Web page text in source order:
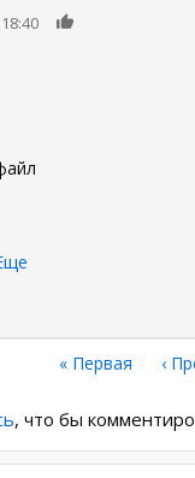
Первая
« Первая ←
‹
, что бы